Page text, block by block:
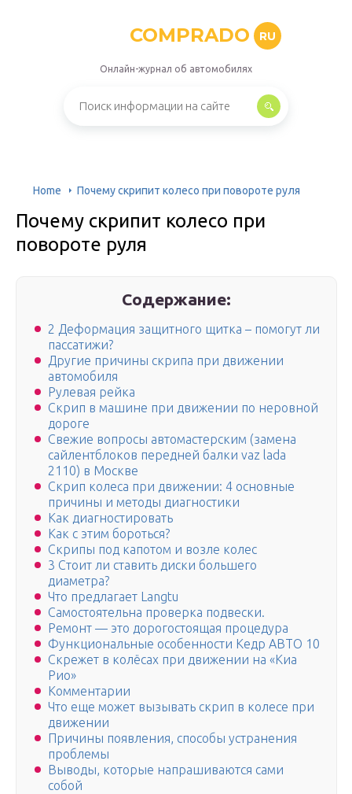
COMPRADO RU
Онлайн-журнал об автомобилях
Home Почему скрипит колесо при повороте руля
Почему скрипит колесо при
повороте руля
Содержание:
2 Деформация защитного щитка – помогут ли
пассатижи?
Другие причины скрипа при движении
автомобиля
Рулевая рейка
Скрип в машине при движении по неровной
дороге
Свежие вопросы автомастерским (замена
сайлентблоков передней балки vaz lada
2110) в Москве
Скрип колеса при движении: 4 основные
причины и методы диагностики
Как диагностировать
Как с этим бороться?
Скрипы под капотом и возле колес
3 Стоит ли ставить диски большего
диаметра?
Что предлагает Langtu
Самостоятельна проверка подвески.
Ремонт — это дорогостоящая процедура
Функциональные особенности Кедр АВТО 10
Скрежет в колёсах при движении на «Киа
Рио»
Комментарии
Что еще может вызывать скрип в колесе при
движении
Причины появления, способы устранения
проблемы
Выводы, которые напрашиваются сами
собой